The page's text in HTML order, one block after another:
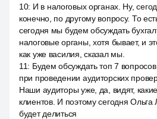
10: И в налоговых органах. Ну,
конечно, по другому вопросу. То
сегодня мы будем обсуждать
налоговые органы, хотя бывает, и
как уже василия, сказал мы.
11: Будем обсуждать топ 7
при проведении аудиторских
Наши аудиторы уже, да, видят,
клиентов. И поэтому сегодня Ольга
будет делиться